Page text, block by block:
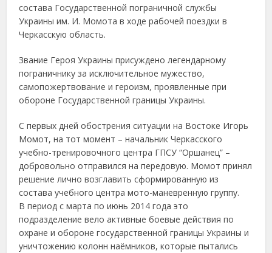
состава Государственной пограничной службы
Украины им. И. Момота в ходе рабочей поездки в
Черкасскую область.
Звание Героя Украины присуждено легендарному
пограничнику за исключительное мужество,
самопожертвование и героизм, проявленные при
обороне Государственной границы Украины.
С первых дней обострения ситуации на Востоке Игорь
Момот, на тот момент – начальник Черкасского
учебно-тренировочного центра ГПСУ “Оршанец” –
добровольно отправился на передовую. Момот принял
решение лично возглавить сформированную из
состава учебного центра мото-маневренную группу.
В период с марта по июнь 2014 года это
подразделение вело активные боевые действия по
охране и обороне государственной границы Украины и
уничтожению колонн наёмников, которые пытались